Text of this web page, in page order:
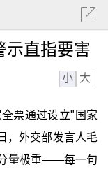
示直指要害
小 大
票通过设立"国家
，外交部发言人毛
量极重——每一句